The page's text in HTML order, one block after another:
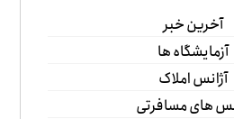
آخرین خبر
آزمایشگاه ها
آژانس املاک
های مسافرتی